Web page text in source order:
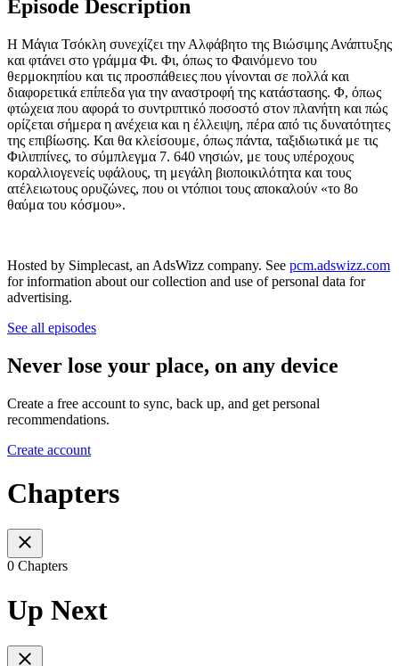
Episode Description
Η Μάγια Τσόκλη συνεχίζει την Αλφάβητο της Βιώσιμης Ανάπτυξης
και φτάνει στο γράμμα Φι. Φι, όπως το Φαινόμενο του
θερμοκηπίου και τις προσπάθειες που γίνονται σε πολλά και
διαφορετικά επίπεδα για την αναστροφή της κατάστασης. Φ, όπως
φτώχεια που αφορά το συντριπτικό ποσοστό στον πλανήτη και πώς
ορίζεται σήμερα η ανέχεια και η έλλειψη, πέρα από τις δυνατότητες
της επιβίωσης. Και θα κλείσουμε, όπως πάντα, ταξιδιωτικά με τις
Φιλιππίνες, το σύμπλεγμα 7. 640 νησιών, με τους υπέροχους
κοραλλιογενείς υφάλους, τη μεγάλη βιοποικιλότητα και τους
ατέλειωτους ορυζώνες, που οι ντόπιοι τους αποκαλούν «το 8ο
θαύμα του κόσμου».
Hosted by Simplecast, an AdsWizz company. See pcm.adswizz.com
for information about our collection and use of personal data for
advertising.
See all episodes
Never lose your place, on any device
Create a free account to sync, back up, and get personal
recommendations.
Create account
Chapters
0 Chapters
Up Next